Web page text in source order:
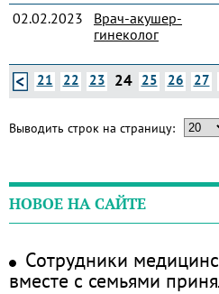
02.02.2023
Врач-акушер-
гинеколог
21 22 23 24 25 26 27
Выводить строк на страницу:
НОВОЕ НА САЙТЕ
Сотрудники
вместе с семьями